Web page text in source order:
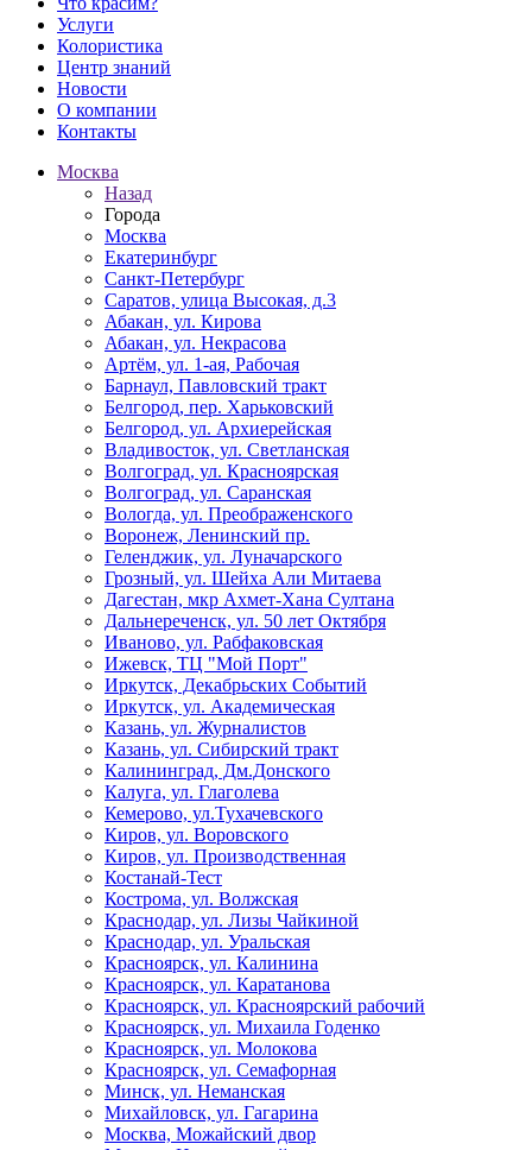
Услуги
Колористика
Центр знаний
Новости
О компании
Контакты
Москва
Назад
Города
Москва
Екатеринбург
Санкт-Петербург
Саратов, улица Высокая, д.3
Абакан, ул. Кирова
Абакан, ул. Некрасова
Артём, ул. 1-ая, Рабочая
Барнаул, Павловский тракт
Белгород, пер. Харьковский
Белгород, ул. Архиерейская
Владивосток, ул. Светланская
Волгоград, ул. Красноярская
Волгоград, ул. Саранская
Вологда, ул. Преображенского
Воронеж, Ленинский пр.
Геленджик, ул. Луначарского
Грозный, ул. Шейха Али Митаева
Дагестан, мкр Ахмет-Хана Султана
Дальнереченск, ул. 50 лет Октября
Иваново, ул. Рабфаковская
Ижевск, ТЦ "Мой Порт"
Иркутск, Декабрьских Событий
Иркутск, ул. Академическая
Казань, ул. Журналистов
Казань, ул. Сибирский тракт
Калининград, Дм.Донского
Калуга, ул. Глаголева
Кемерово, ул.Тухачевского
Киров, ул. Воровского
Киров, ул. Производственная
Костанай-Тест
Кострома, ул. Волжская
Краснодар, ул. Лизы Чайкиной
Краснодар, ул. Уральская
Красноярск, ул. Калинина
Красноярск, ул. Каратанова
Красноярск, ул. Красноярский рабочий
Красноярск, ул. Михаила Годенко
Красноярск, ул. Молокова
Красноярск, ул. Семафорная
Минск, ул. Неманская
Михайловск, ул. Гагарина
Москва, Можайский двор